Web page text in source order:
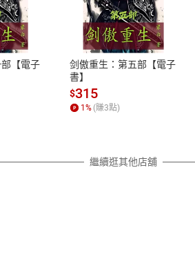
退換貨規範
本店是否提供消費者保護法七日猶
之權利，遽消費者保護法及通訊交
除權合理例外情事適用準則，依商
質各有不同規定。詳細退換貨說明
照各商品說明。
【電子
剑傲重生：第五部【電子
書】
$315
1% (賺3點)
繼續逛其他店舖